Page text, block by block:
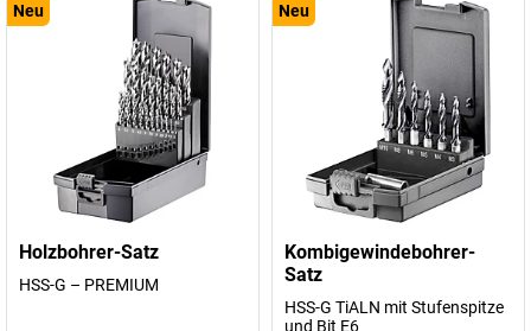
Neu
Holzbohrer-Satz
HSS-G – PREMIUM
Neu
Kombigewindebohrer-
Satz
HSS-G TiALN mit Stufenspitze
und Bit E6